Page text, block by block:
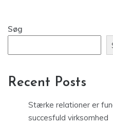
Søg
Recent Posts
Stærke relationer er
succesfuld virksomhed